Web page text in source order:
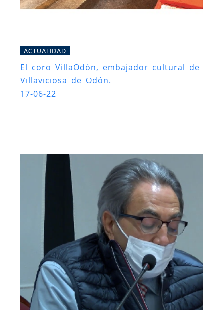
ACTUALIDAD
El coro VillaOdón, embajador cultural de
Villaviciosa de Odón.
17-06-22